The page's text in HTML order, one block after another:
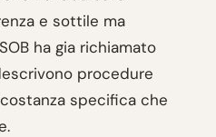
e sottile ma
ha gia richiamato
procedure
specifica che